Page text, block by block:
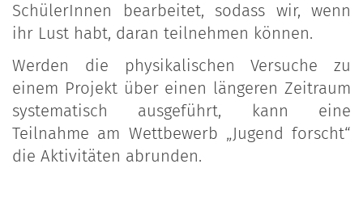
SchülerInnen bearbeitet, sodass wir, wenn
ihr Lust habt, daran teilnehmen können.
Werden die physikalischen Versuche zu
einem Projekt über einen längeren Zeitraum
systematisch ausgeführt, kann eine
Teilnahme am Wettbewerb „Jugend forscht“
die Aktivitäten abrunden.